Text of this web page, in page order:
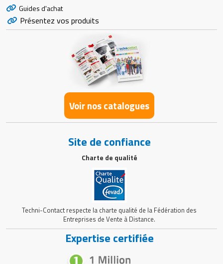
Guides d'achat
Présentez vos produits
Voir nos catalogues
Site de confiance
Charte de qualité
Techni-Contact respecte la charte qualité de la Fédération des
Entreprises de Vente à Distance.
Expertise certifiée